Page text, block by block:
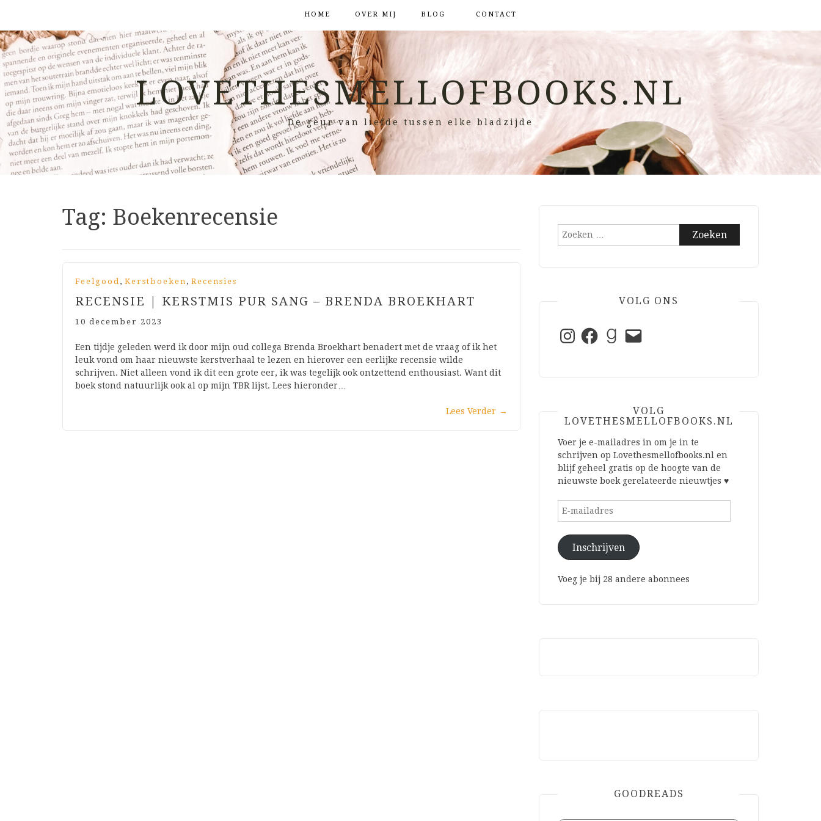
HOME OVER MIJ BLOG CONTACT
LOVETHESMELLOFBOOKS.NL
De geur van liefde tussen elke bladzijde
Tag: Boekenrecensie
Feelgood, Kerstboeken , Recensies
RECENSIE | KERSTMIS PUR SANG – BRENDA BROEKHART
10 december 2023
Een tijdje geleden werd ik door mijn oud collega Brenda Broekhart benadert met de vraag of ik het
leuk vond om haar nieuwste kerstverhaal te lezen en hierover een eerlijke recensie wilde
schrijven. Niet alleen vond ik dit een grote eer, ik was tegelijk ook ontzettend enthousiast. Want dit
boek stond natuurlijk ook al op mijn TBR lijst. Lees hieronder…
Lees Verder →
Zoeken
VOLG ONS
InstagramFacebookGoodreads
E-
mail
VOLG
LOVETHESMELLOFBOOKS.NL
Voer je e-mailadres in om je in te
schrijven op Lovethesmellofbooks.nl en
blijf geheel gratis op de hoogte van de
nieuwste boek gerelateerde nieuwtjes ♥
E-
Inschrijven
Voeg je bij 28 andere abonnees
GOODREADS